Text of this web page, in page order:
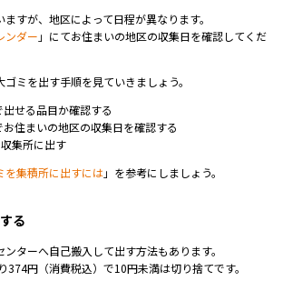
すが、地区によって日程が異なります。
ンダー 」にてお住まいの地区の収集日を確認してくだ
ミを出す手順を見ていきましょう。
せる品目か確認する
お住まいの地区の収集日を確認する
集所に出す
を集積所に出すには」を参考にしましょう。
る
ターへ自己搬入して出す方法もあります。
374円（消費税込）で10円未満は切り捨てです。